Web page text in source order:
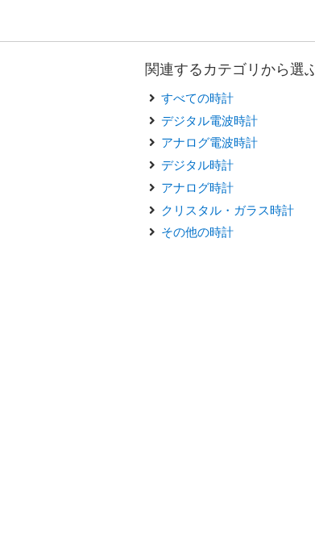
関連するカテゴリから選
すべての時計
デジタル電波時計
アナログ電波時計
デジタル時計
アナログ時計
クリスタル・ガラス時計
その他の時計